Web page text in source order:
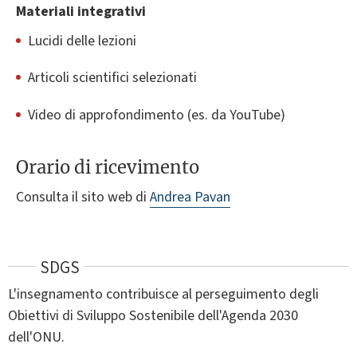
Materiali integrativi
Lucidi delle lezioni
Articoli scientifici selezionati
Video di approfondimento (es. da YouTube)
Orario di ricevimento
Consulta il sito web di Andrea Pavan
SDGS
L'insegnamento contribuisce al perseguimento degli
Obiettivi di Sviluppo Sostenibile dell'Agenda 2030
dell'ONU.